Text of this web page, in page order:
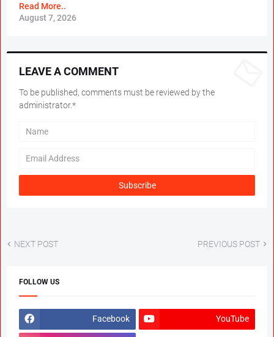
Read More..
August 7, 2026
LEAVE A COMMENT
To be published, comments must be reviewed by the
administrator.*
NEXT POST PREVIOUS POST
FOLLOW US
Facebook YouTube